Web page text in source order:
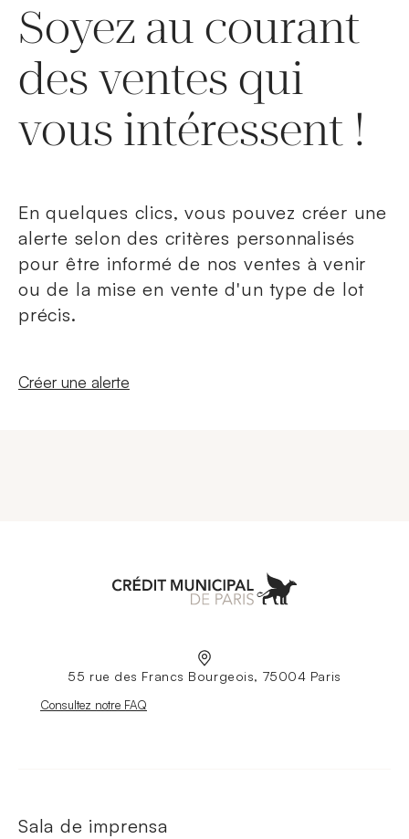
Soyez au courant
des ventes qui
vous intéressent !
En quelques clics, vous pouvez créer une
alerte selon des critères personnalisés
pour être informé de nos ventes à venir
ou de la mise en vente d'un type de lot
précis.
Nouvelle fenêtre
Créer une alerte
55 rue des Francs Bourgeois, 75004 Paris
Nouvelle fenêtre
Consultez notre FAQ
Sala de imprensa